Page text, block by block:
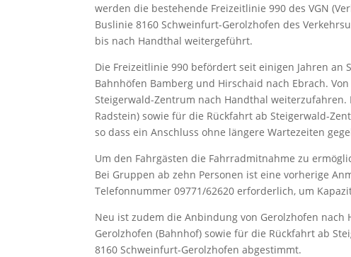
werden die bestehende Freizeitlinie 990 des VGN
Buslinie 8160 Schweinfurt-Gerolzhofen des
bis nach Handthal weitergeführt.
Die Freizeitlinie 990 befördert seit einigen Jahren an
Bahnhöfen Bamberg und Hirschaid nach Ebrach.
Steigerwald-Zentrum nach Handthal
Radstein) sowie für die Rückfahrt ab Steigerwald-
so dass ein Anschluss ohne längere Wartezeiten
Um den Fahrgästen die Fahrradmitnahme zu
Bei Gruppen ab zehn Personen ist eine vorherige
Telefonnummer 09771/62620 erforderlich, um
Neu ist zudem die Anbindung von Gerolzhofen
Gerolzhofen (Bahnhof) sowie für die Rückfahrt ab
8160 Schweinfurt-Gerolzhofen abgestimmt.